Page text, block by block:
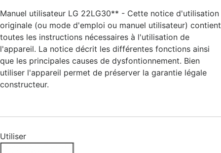
Manuel utilisateur LG 22LG30** - Cette notice d'utilisation
originale (ou mode d'emploi ou manuel utilisateur) contient
toutes les instructions nécessaires à l'utilisation de
l'appareil. La notice décrit les différentes fonctions ainsi
que les principales causes de dysfontionnement. Bien
utiliser l'appareil permet de préserver la garantie légale
constructeur.
Utiliser